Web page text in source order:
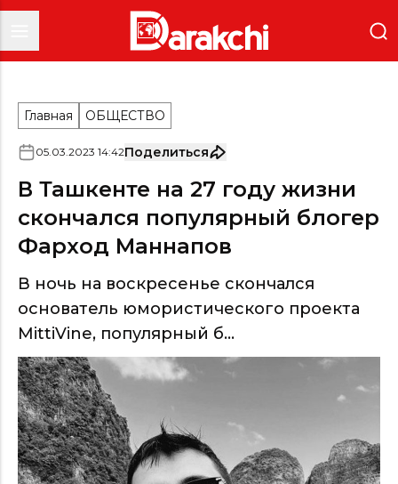
Главная ОБЩЕСТВО
05.03.2023 14:42Поделиться
В Ташкенте на 27 году жизни
скончался популярный блогер
Фарход Маннапов
В ночь на воскресенье скончался
основатель юмористического проекта
MittiVine, популярный б...